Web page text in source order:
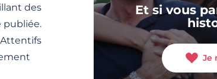
des
publiée.
Et si vous
Je